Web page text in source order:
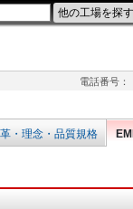
電話番号：
・理念・品質規格